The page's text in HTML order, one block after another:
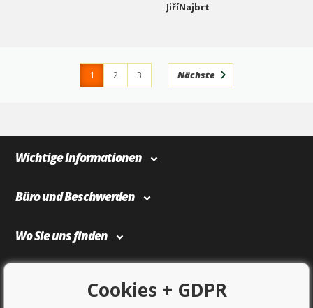
JiříNajbrt
1 2
3
Nächste
Wichtige Informationen
Büro und Beschwerden
Wo Sie uns finden
Cookies + GDPR